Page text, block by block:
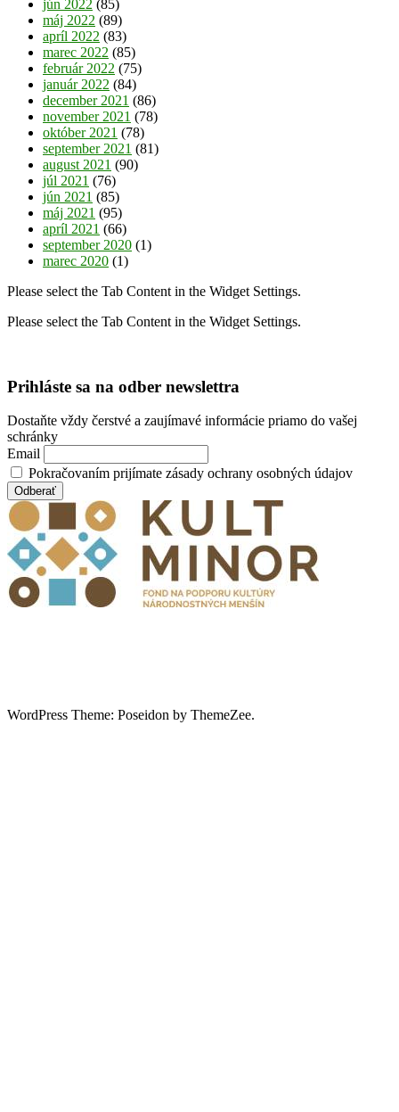
jún 2022 (85)
máj 2022 (89)
apríl 2022 (83)
marec 2022 (85)
február 2022 (75)
január 2022 (84)
december 2021 (86)
november 2021 (78)
október 2021 (78)
september 2021 (81)
august 2021 (90)
júl 2021 (76)
jún 2021 (85)
máj 2021 (95)
apríl 2021 (66)
september 2020 (1)
marec 2020 (1)
Please select the Tab Content in the Widget Settings.
Please select the Tab Content in the Widget Settings.
Prihláste sa na odber newslettra
Dostaňte vždy čerstvé a zaujímavé informácie priamo do vašej
schránky
Email
Pokračovaním prijímate zásady ochrany osobných údajov
WordPress Theme: Poseidon by ThemeZee.